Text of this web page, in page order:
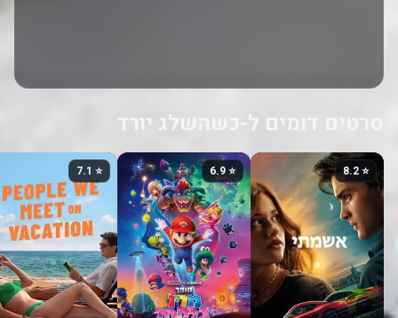
סרטים דומים ל-כשהשלג יורד
⭐ 8.2
⭐ 6.9
⭐ 7.1